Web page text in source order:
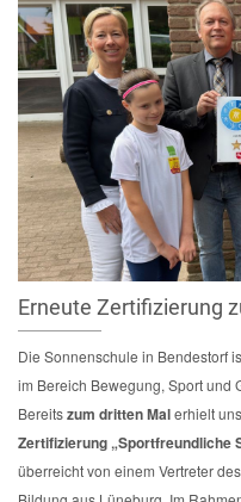
Erneute Zertifizierung
Die Sonnenschule in Bendestorf
im Bereich Bewegung, Sport und
Bereitszum dritten Malerhielt
Zertifizierung „Sportfreundliche
überreicht von einem Vertreter